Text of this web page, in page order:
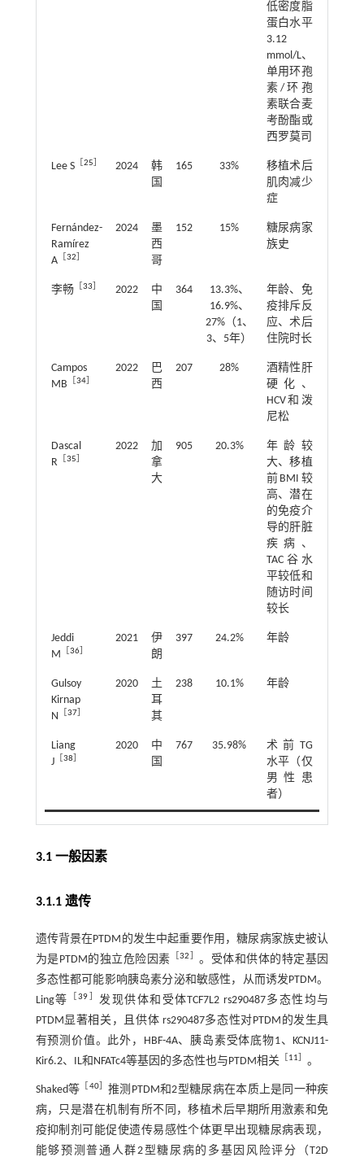
低密度脂
蛋白水平
3.12
mmol/L、
单用环孢
素/环孢
素联合麦
考酚酯或
西罗莫司
Lee S［ 25 2024
韩
国
165 33%
移植术后
肌肉减少
症
Fernández-
Ramírez
A
32
2024
墨
西
哥
152 15%
糖尿病家
族史
李畅［ 33 2022
中
国
364
13.3%、
16.9%、
27%（1、
3、5年）
年龄、免
疫排斥反
应、术后
住院时长
Campos
MB
34］
2022
巴
西
207 28%
酒精性肝
硬化、
HCV和泼
尼松
Dascal
R
35
2022
加
拿
大
905 20.3%
年龄较
大、移植
前BMI较
高、潜在
的免疫介
导的肝脏
疾病、
TAC谷水
平较低和
随访时间
较长
Jeddi
M
36］
2021
伊
朗
397 24.2% 年龄
Gulsoy
Kirnap
N
37］
2020
土
耳
其
238 10.1% 年龄
Liang
J［ 38
2020
中
国
767 35.98%
术前TG
水平（仅
男性患
者）
3.1 一般因素
3.1.1 遗传
遗传背景在PTDM的发生中起重要作用，糖尿病家族史被认
为是PTDM的独立危险因素 ［32
。受体和供体的特定基因
多态性都可能影响胰岛素分泌和敏感性，从而诱发PTDM。
Ling等
［39
发现供体和受体TCF7L2 rs290487多态性均与
PTDM显著相关，且供体 rs290487多态性对PTDM的发生具
有预测价值。此外，HBF-4A、胰岛素受体底物1、KCNJ11-
Kir6.2、IL和NFATc4等基因的多态性也与PTDM相关
11 。
Shaked等 40］推测PTDM和2型糖尿病在本质上是同一种疾
病，只是潜在机制有所不同，移植术后早期所用激素和免
疫抑制剂可能促使遗传易感性个体更早出现糖尿病表现，
能够预测普通人群2型糖尿病的多基因风险评分（T2D